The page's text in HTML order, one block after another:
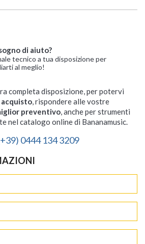
di aiuto?
tecnico a tua disposizione per
al meglio!
completa disposizione, per potervi
, rispondere alle vostre
preventivo, anche per strumenti
nel catalogo online di Bananamusic.
0444 134 3209